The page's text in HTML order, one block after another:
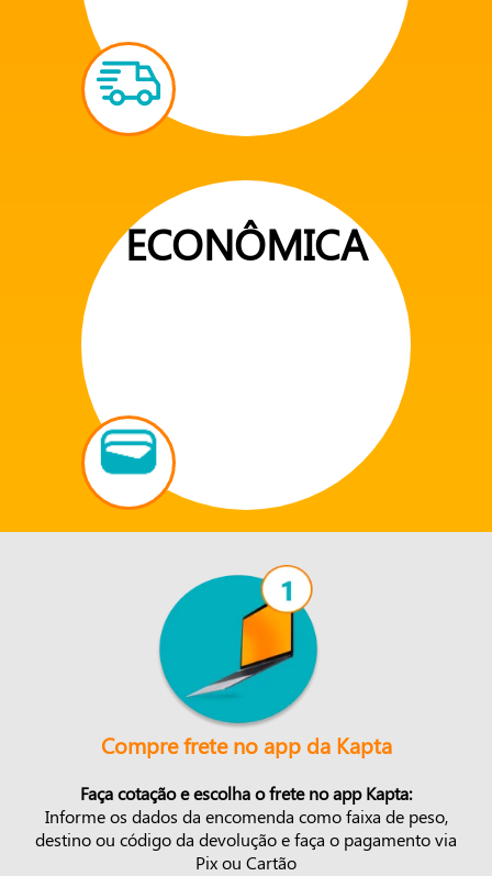
ECONÔMICA
Compre frete no app da Kapta
Faça cotação e escolha o frete no app Kapta:
Informe os dados da encomenda como faixa de peso,
destino ou código da devolução e faça o pagamento via
Pix ou Cartão